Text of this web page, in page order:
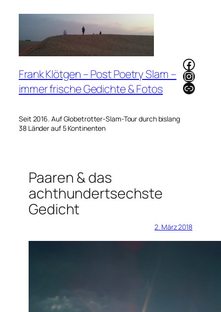
Frank Klötgen – Post Poetry Slam –
immer frische Gedichte & Fotos
Seit 2016. Auf Globetrotter-Slam-Tour durch bislang
38 Länder auf 5 Kontinenten
Link
Paaren & das
achthundertsechste
Gedicht
2. März 2018